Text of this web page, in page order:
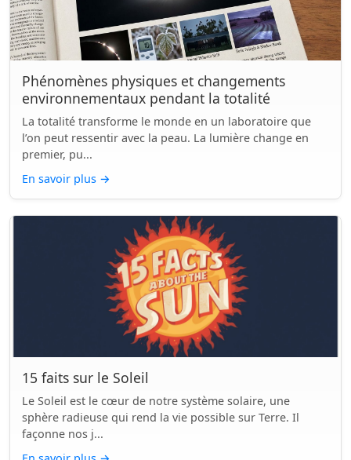
Phénomènes physiques et changements
environnementaux pendant la totalité
La totalité transforme le monde en un laboratoire que
l’on peut ressentir avec la peau. La lumière change en
premier, pu...
En savoir plus →
15 faits sur le Soleil
Le Soleil est le cœur de notre système solaire, une
sphère radieuse qui rend la vie possible sur Terre. Il
façonne nos j...